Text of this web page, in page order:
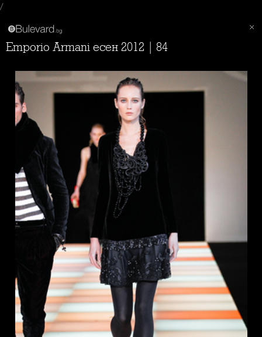
/
Emporio Armani есен 2012 | 84